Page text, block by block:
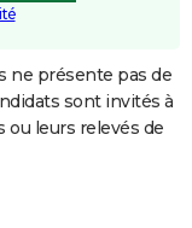
ne présente pas de
sont invités à
ou leurs relevés de